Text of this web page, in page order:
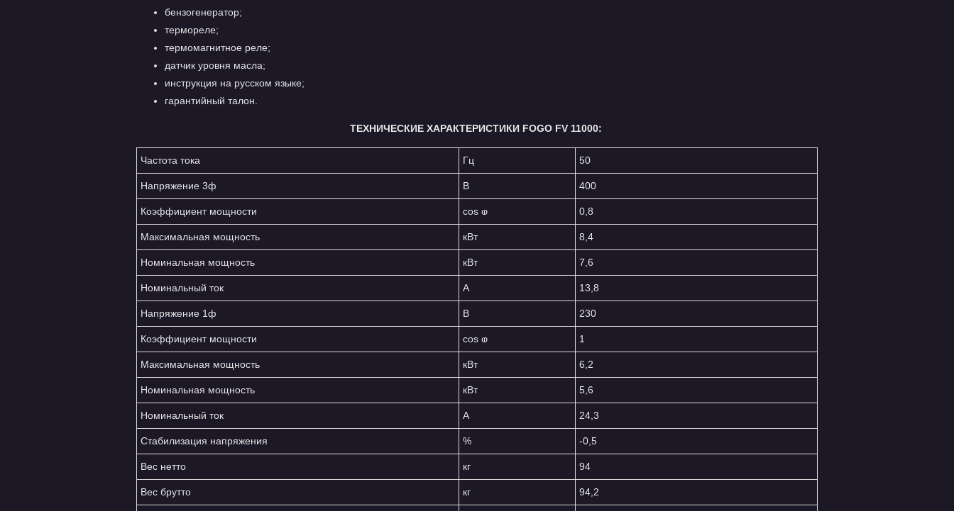
бензогенератор;
термореле;
термомагнитное реле;
датчик уровня масла;
инструкция на русском языке;
гарантийный талон.
ТЕХНИЧЕСКИЕ ХАРАКТЕРИСТИКИ FOGO FV 11000:
Частота тока Гц 50
Напряжение 3ф В 400
Коэффициент мощности cos ⱷ 0,8
Максимальная мощность кВт 8,4
Номинальная мощность кВт 7,6
Номинальный ток A 13,8
Напряжение 1ф В 230
Коэффициент мощности cos ⱷ 1
Максимальная мощность кВт 6,2
Номинальная мощность кВт 5,6
Номинальный ток A 24,3
Стабилизация напряжения % -0,5
Вес нетто кг 94
Вес брутто кг 94,2